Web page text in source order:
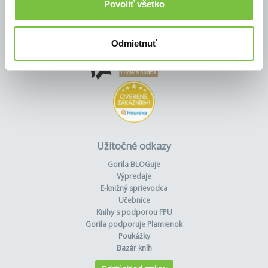
Povoliť všetko
Odmietnuť
Užitočné odkazy
Gorila BLOGuje
Výpredaje
E-knižný sprievodca
Učebnice
Knihy s podporou FPU
Gorila podporuje Plamienok
Poukážky
Bazár kníh